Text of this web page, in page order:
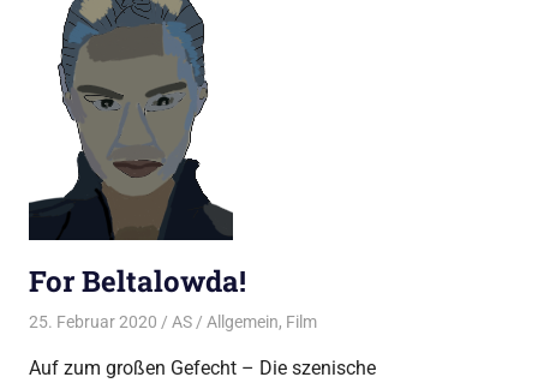
For Beltalowda!
25. Februar 2020 AS Allgemein, Film
Auf zum großen Gefecht – Die szenische